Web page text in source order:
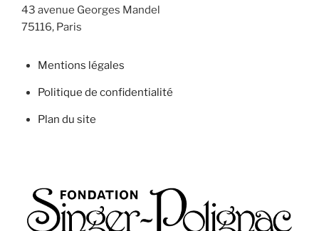
43 avenue Georges Mandel
75116, Paris
Mentions légales
Politique de confidentialité
Plan du site